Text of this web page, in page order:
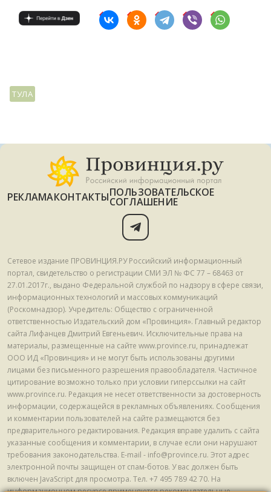
ТУЛА
РЕКЛАМАКОНТАКТЫПОЛЬЗОВАТЕЛЬСКОЕ
СОГЛАШЕНИЕ
Сетевое издание ПРОВИНЦИЯ.РУ Российский информационный
портал, свидетельство о регистрации СМИ ЭЛ № ФС 77 – 68463 от
27.01.2017г., выдано Федеральной службой по надзору в сфере связи,
информационных технологий и массовых коммуникаций
(Роскомнадзор). Учредитель: Общество с ограниченной
ответственностью Издательский дом «Провинция». Главный редактор
сайта Лифанцев Дмитрий Евгеньевич. Исключительные права на
материалы, размещенные на сайте www.province.ru, принадлежат
ООО ИД «Провинция» и не могут быть использованы другими
лицами без письменного разрешения правообладателя. Частичное
цитирование возможно только при условии гиперссылки на сайт
www.province.ru. Редакция не несет ответственности за достоверность
информации, содержащейся в рекламных объявлениях. Сообщения
и комментарии пользователей на сайте размещаются без
предварительного редактирования. Редакция вправе удалить с сайта
указанные сообщения и комментарии, в случае если они нарушают
требования законодательства. E-mail - info@province.ru. Этот адрес
электронной почты защищен от спам-ботов. У вас должен быть
включен JavaScript для просмотра. Tел. +7 495 789 42 70. На